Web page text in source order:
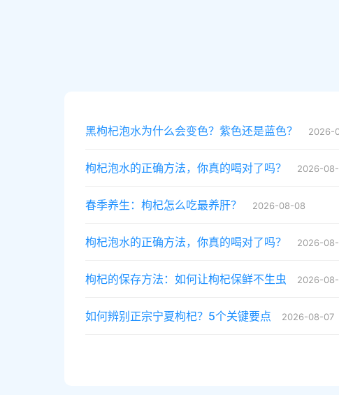
黑枸杞泡水为什么会变色？紫色还是蓝色？ 2026-
枸杞泡水的正确方法，你真的喝对了吗？ 2026-
春季养生：枸杞怎么吃最养肝？ 2026-08-08
枸杞泡水的正确方法，你真的喝对了吗？ 2026-
枸杞的保存方法：如何让枸杞保鲜不生虫 2026-
如何辨别正宗宁夏枸杞？5个关键要点 2026-08-07